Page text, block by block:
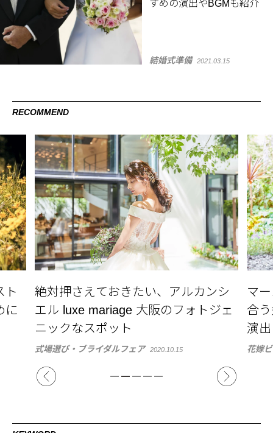
すめの演出やBGMも紹介
結婚式準備 2021.03.15
RECOMMEND
シ
ェ
マーメイドドレスの着こなし方と似
合う髪型をチェック！大人の魅力を
演出
花嫁ビューティ 2022.04.27
ブ
エ
の
結婚